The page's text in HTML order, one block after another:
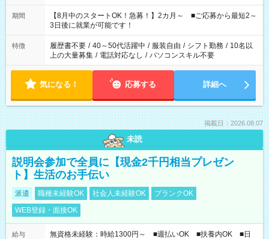
と休みを合わせたい」 「余裕を持って夕飯の準備がしたい」
「できれば残業はしたくない」 など、ご希望を教えてください
ね。 ※Wワーク希望の方へ 今ご覧のお仕事で希望する勤務時間
と、もう1つのお仕事の勤務時間。 合計で週40時間を超える場
合は応募できません。
期間
【8月中のスタートOK！急募！】2カ月～ ■ご応募から最短2～
3日後に就業が可能です！
特徴 履歴書不要 / 40～50代活躍中 / 服装自由 / シフト勤務 / 10名以
上の大量募集 / 電話対応なし / パソコンスキル不要
気になる！ 応募する 詳細へ
掲載日：2026.08.07
未読
説明会参加で全員に【現金2千円相当プレゼン
ト】生活のお手伝い
派遣 職種未経験OK 社会人未経験OK
ブランクOK
WEB登録・面接OK
給与
無資格未経験：時給1300円～ ■週払いOK ■扶養内OK ■日